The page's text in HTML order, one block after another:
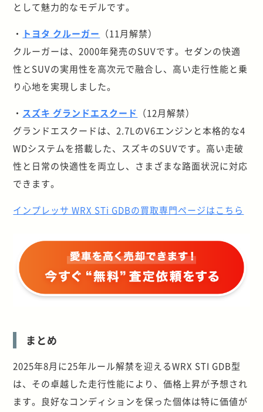
として魅力的なモデルです。
・ トヨタ クルーガー （11月解禁）
クルーガーは、2000年発売のSUVです。セダンの快適
性とSUVの実用性を高次元で融合し、高い走行性能と乗
り心地を実現しました。
・ スズキ グランドエスクード （12月解禁）
グランドエスクードは、2.7LのV6エンジンと本格的な4
WDシステムを搭載した、スズキのSUVです。高い走破
性と日常の快適性を両立し、さまざまな路面状況に対応
できます。
インプレッサ WRX STi GDBの買取専門ページはこちら
まとめ
2025年8月に25年ルール解禁を迎えるWRX STI GDB型
は、その卓越した走行性能により、価格上昇が予想され
ます。良好なコンディションを保った個体は特に価値が